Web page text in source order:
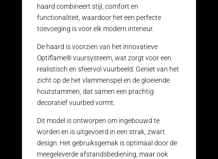
haard combineert stijl, comfort en
functionaliteit, waardoor het een perfecte
toevoeging is voor elk modern interieur.
De haard is voorzien van het innovatieve
Optiflame® vuursysteem, wat zorgt voor een
realistisch en sfeervol vuurbeeld. Geniet van het
zicht op de het vlammenspel en de gloeiende
houtstammen, dat samen een prachtig
decoratief vuurbed vormt.
Dit model is ontworpen om ingebouwd te
worden en is uitgevoerd in een strak, zwart
design. Het gebruiksgemak is optimaal door de
meegeleverde afstandsbediening, maar ook